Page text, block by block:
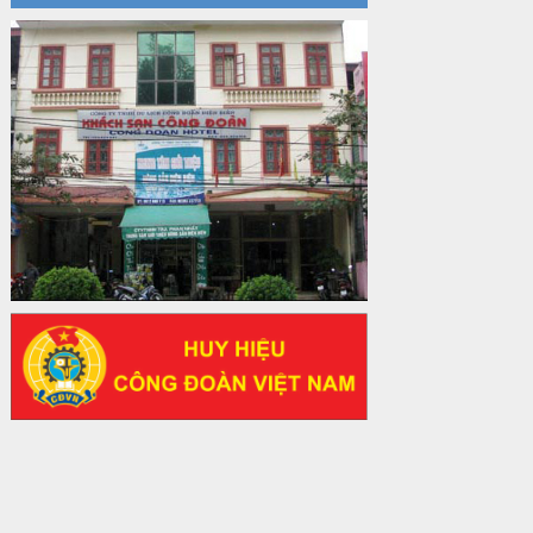
31/12/2024 của Tổng LĐLĐ Việt Nam
về việc quy định tỷ lệ phân phối tự động
KPCĐ 2% qua tài khoản Công đoàn
Việt Nam về các cấp Công đoàn năm
2025
Thời gian đăng: 06/01/2025
lượt xem: 1067 | lượt tải:437
47-TTCĐ/BTGTU
Thông tin chuyên đề: Một số nôi dung
về sắp xếp tổ chức bộ máy của hệ
thống chính trị tinh gọn, hoạt động hiệu
lực, hiệu quả
Thời gian đăng: 25/12/2024
lượt xem: 1223 | lượt tải:339
37/HD-TLĐ
Hướng dẫn Công đoàn với việc tổ chức
và hoạt động của Ban Thanh tra Nhân
dân